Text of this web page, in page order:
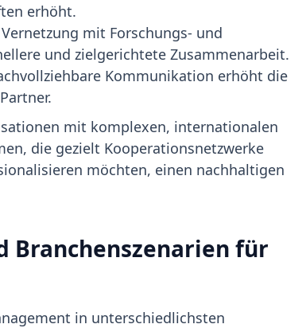
erhöht.
mit Forschungs- und
und zielgerichtete Zusammenarbeit.
Kommunikation erhöht die
mit komplexen, internationalen
die gezielt Kooperationsnetzwerke
möchten, einen nachhaltigen
Branchenszenarien für
in unterschiedlichsten